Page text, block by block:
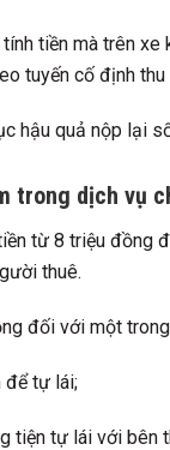
tiền mà trên
tuyến cố định
hậu quả nộp lại
trong dịch vụ
từ 8 triệu đồng
thuê.
đối với một
để tự lái;
tiện tự lái với